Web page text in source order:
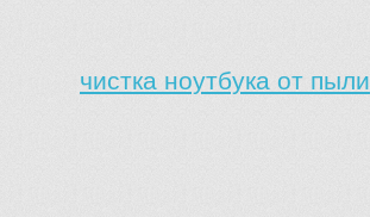
чистка ноутбука от пыли